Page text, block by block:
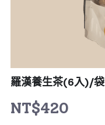
羅漢養生茶(6入)/袋
NT$420